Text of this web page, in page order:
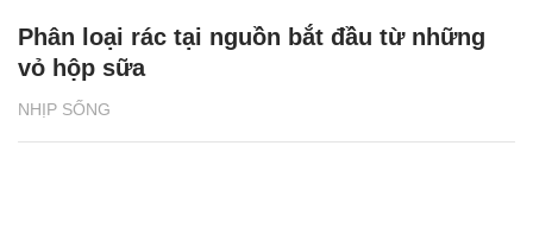
NHỊP SỐNG
Phân loại rác tại nguồn bắt đầu từ những
vỏ hộp sữa